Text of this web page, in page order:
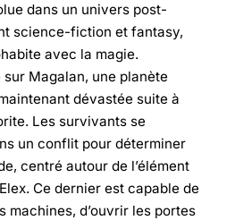
dans un univers post-
science-fiction et fantasy,
avec la magie.
sur Magalan, une planète
dévastée suite à
Les survivants se
un conflit pour déterminer
centré autour de l’élément
Ce dernier est capable de
machines, d’ouvrir les portes